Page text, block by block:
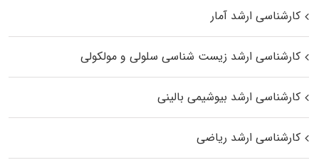
کارشناسی ارشد آمار
کارشناسی ارشد زیست شناسی سلولی و مولکولی
کارشناسی ارشد بیوشیمی بالینی
کارشناسی ارشد ریاضی